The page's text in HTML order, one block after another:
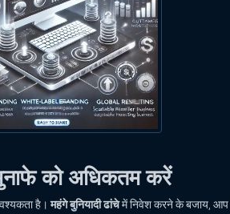
को अधिकतम करें
है।महंगे बुनियादी ढांचेमें निवेश करने के बजाय, आप